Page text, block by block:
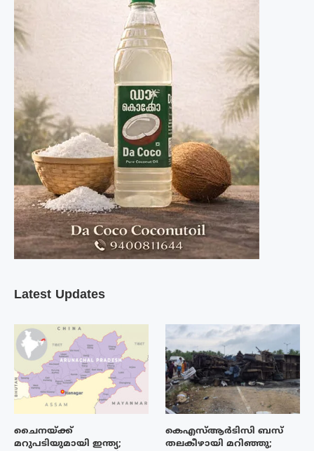
Latest Updates
ചൈനയ്ക്ക്
മറുപടിയുമായി ഇന്ത്യ;
കെഎസ്ആർടിസി ബസ്
തലകീഴായി മറിഞ്ഞു;